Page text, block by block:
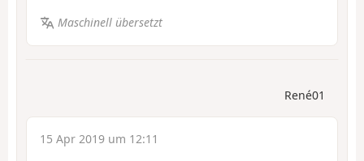
Maschinell übersetzt
René01
15 Apr 2019 um 12:11